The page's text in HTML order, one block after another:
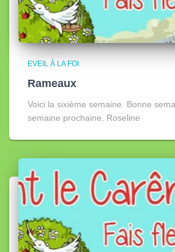
EVEIL À LA FOI
Rameaux
Voici la sixième semaine. Bonne
semaine prochaine, Roseline